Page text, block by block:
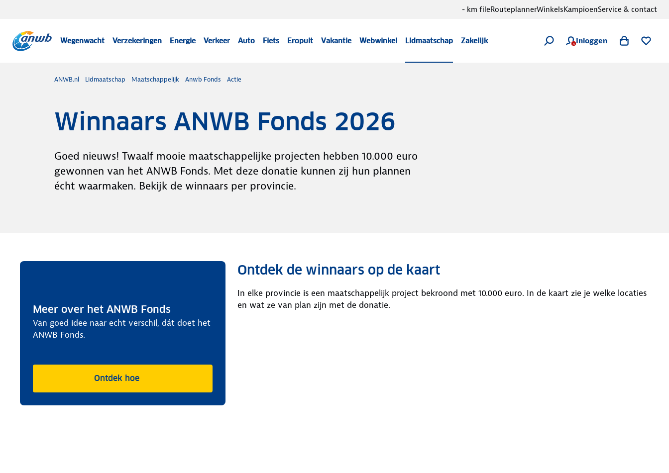
Wegenwacht Verzekeringen Energie Verkeer Auto Fiets Eropuit Vakantie Webwinkel Lidmaatschap Zakelijk Inloggen
- km fileRouteplannerWinkelsKampioenService & contact
ANWB.nl Lidmaatschap Maatschappelijk Anwb Fonds Actie
Winnaars ANWB Fonds 2026
Goed nieuws! Twaalf mooie maatschappelijke projecten hebben 10.000 euro
gewonnen van het ANWB Fonds. Met deze donatie kunnen zij hun plannen
écht waarmaken. Bekijk de winnaars per provincie.
Meer over het ANWB Fonds
Van goed idee naar echt verschil, dát doet het
ANWB Fonds.
Ontdek hoe
Ontdek de winnaars op de kaart
In elke provincie is een maatschappelijk project bekroond met 10.000 euro. In de kaart zie je welke locaties
en wat ze van plan zijn met de donatie.